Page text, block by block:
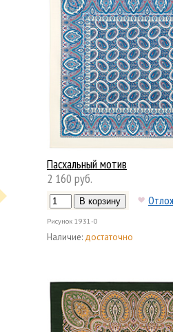
Пасхальный мотив
2 160 руб.
Рисунок 1931-0
Наличие: достаточно